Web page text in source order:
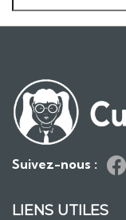
Suivez-nous :
LIENS UTILES